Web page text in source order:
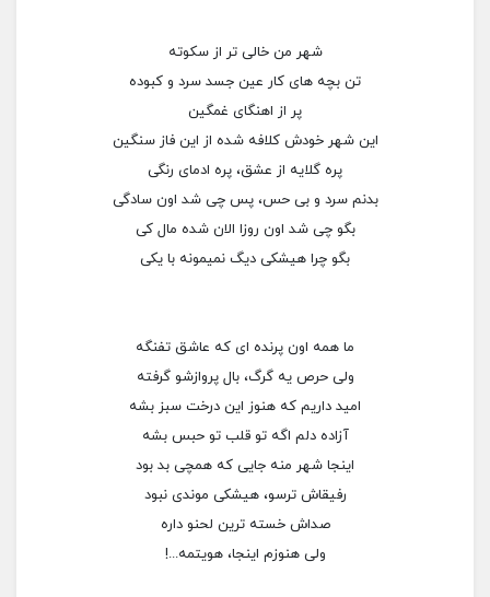
شهر من خالی تر از سکوته
تن بچه های کار عین جسد سرد و کبوده
پر از اهنگای غمگین
این شهر خودش کلافه شده از این فاز سنگین
پره گلایه از عشق، پره ادمای رنگی
بدنم سرد و بی حس، پس چی شد اون سادگی
بگو چی شد اون روزا الان شده مال کی
بگو چرا هیشکی دیگ نمیمونه با یکی
ما همه اون پرنده ای که عاشق تفنگه
ولی حرص یه گرگ، بال پروازشو گرفته
امید داریم که هنوز این درخت سبز بشه
آزاده دلم اگه تو قلب تو حبس بشه
اینجا شهر منه جایی که همچی بد بود
رفیقاش ترسو، هیشکی موندی نبود
صداش خسته ترین لحنو داره
ولی هنوزم اینجا، هویتمه...!